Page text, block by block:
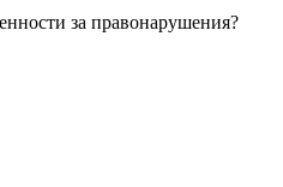
за правонарушения?